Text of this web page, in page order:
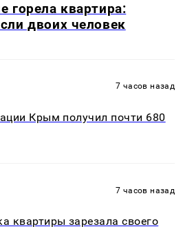
горела квартира:
двоих человек
7 часов назад
Крым получил почти 680
7 часов назад
квартиры зарезала своего